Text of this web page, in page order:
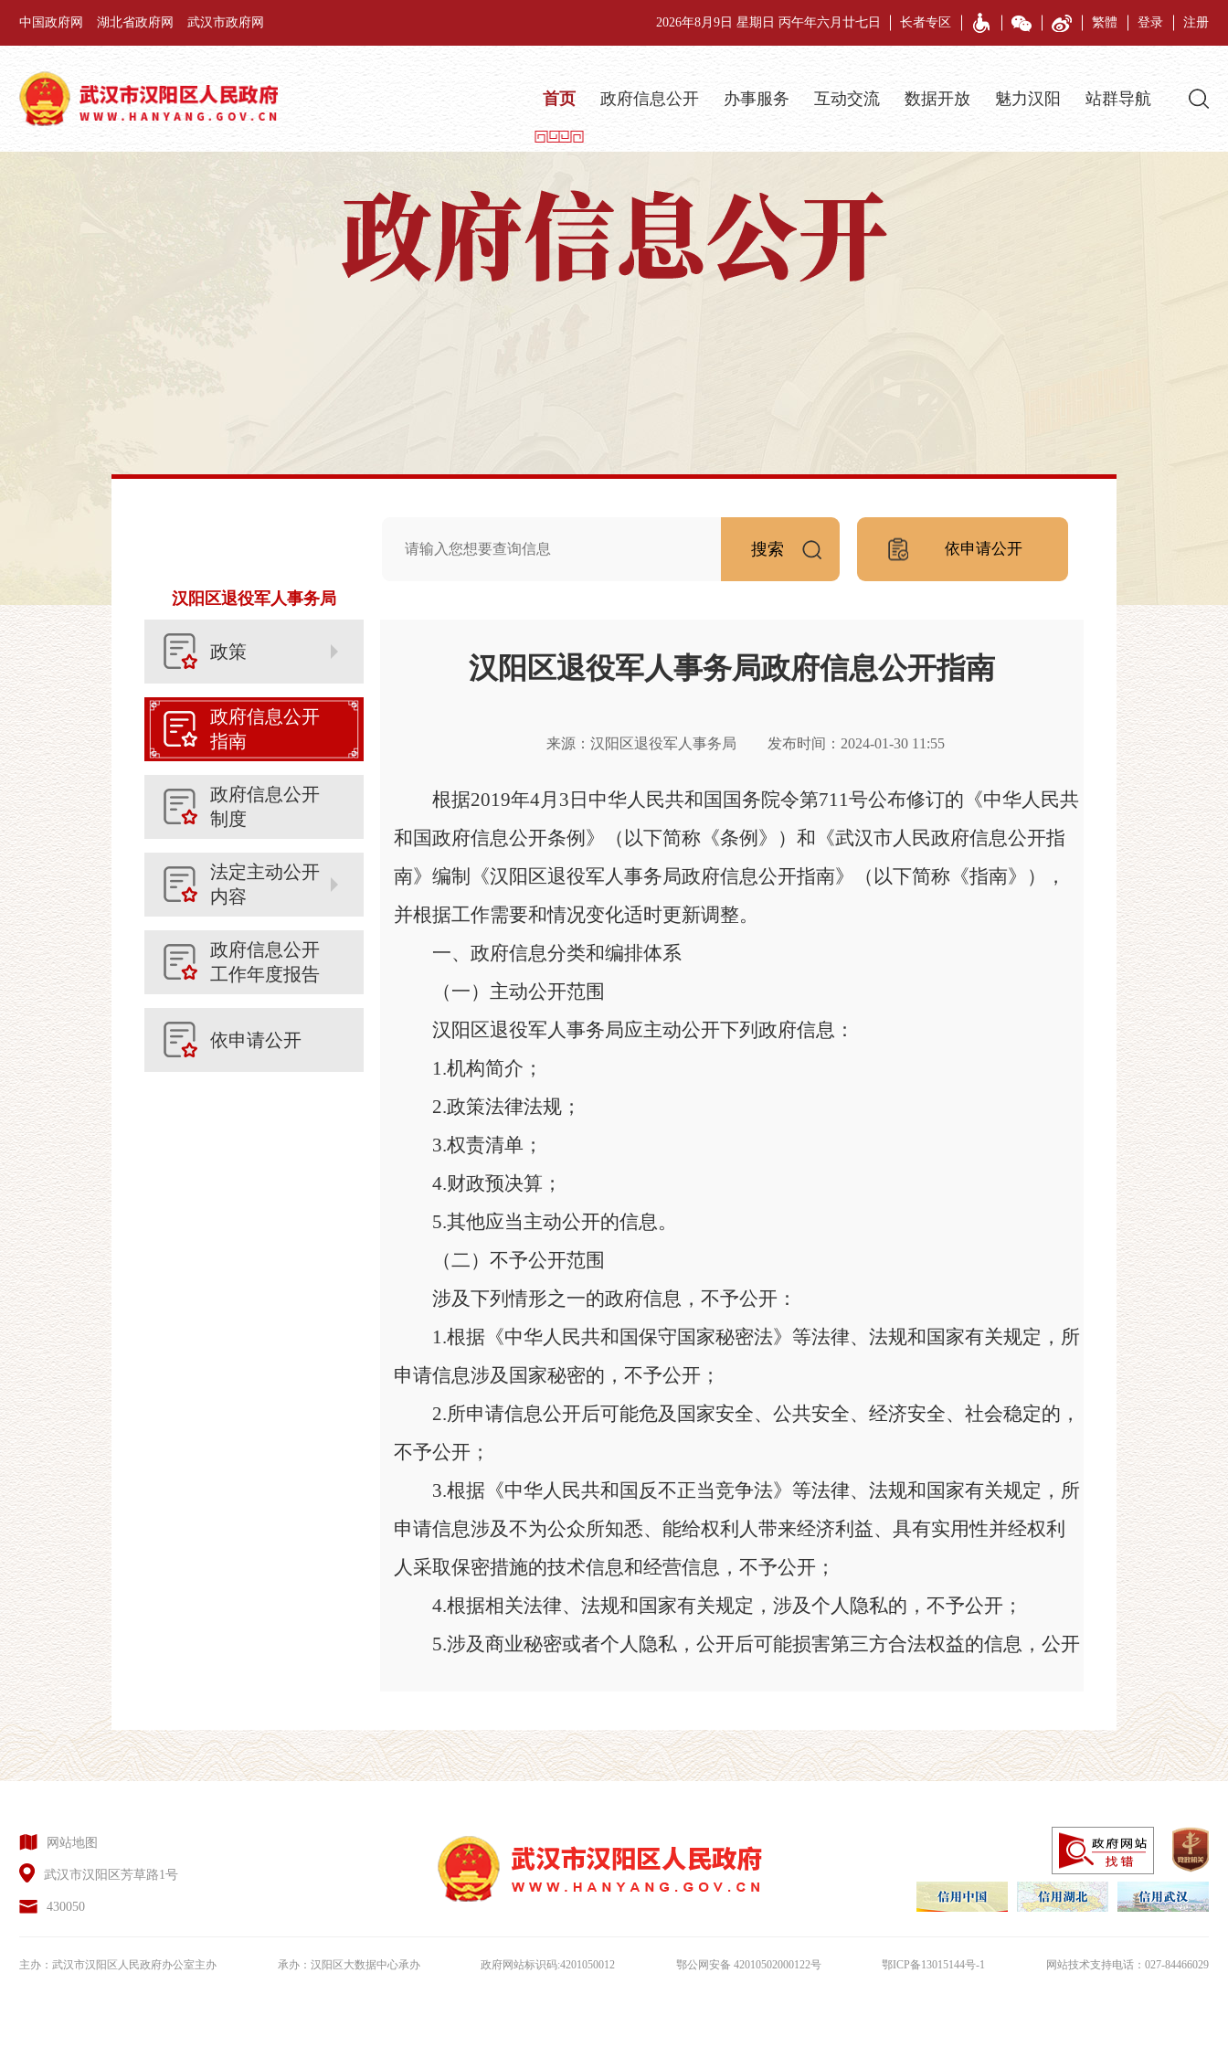
中国政府网 湖北省政府网 武汉市政府网 2026年8月9日 星期日 丙午年六月廿七日 长者专区 繁體 登录 注册
首页 政府信息公开 办事服务 互动交流 数据开放 魅力汉阳 站群导航
搜索 依申请公开
汉阳区退役军人事务局
政策
政府信息公开
指南
政府信息公开
制度
法定主动公开
内容
政府信息公开
工作年度报告
依申请公开
汉阳区退役军人事务局政府信息公开指南
来源：汉阳区退役军人事务局 发布时间：2024-01-30 11:55
根据2019年4月3日中华人民共和国国务院令第711号公布修订的《中华人民共
和国政府信息公开条例》（以下简称《条例》）和《武汉市人民政府信息公开指
南》编制《汉阳区退役军人事务局政府信息公开指南》（以下简称《指南》），
并根据工作需要和情况变化适时更新调整。
一、政府信息分类和编排体系
（一）主动公开范围
汉阳区退役军人事务局应主动公开下列政府信息：
1.机构简介；
2.政策法律法规；
3.权责清单；
4.财政预决算；
5.其他应当主动公开的信息。
（二）不予公开范围
涉及下列情形之一的政府信息，不予公开：
1.根据《中华人民共和国保守国家秘密法》等法律、法规和国家有关规定，所
申请信息涉及国家秘密的，不予公开；
2.所申请信息公开后可能危及国家安全、公共安全、经济安全、社会稳定的，
不予公开；
3.根据《中华人民共和国反不正当竞争法》等法律、法规和国家有关规定，所
申请信息涉及不为公众所知悉、能给权利人带来经济利益、具有实用性并经权利
人采取保密措施的技术信息和经营信息，不予公开；
4.根据相关法律、法规和国家有关规定，涉及个人隐私的，不予公开；
5.涉及商业秘密或者个人隐私，公开后可能损害第三方合法权益的信息，公开
6.申请公开的政府信息由两个以上级行政机关共同制作的，本机关不属于牵头
求意见机关不同意公开的，不予公开。
（三）不属于政府信息公开范围
网站地图
武汉市汉阳区芳草路1号
430050
主办：武汉市汉阳区人民政府办公室主办 承办：汉阳区大数据中心承办 政府网站标识码:4201050012 鄂公网安备 42010502000122号 鄂ICP备13015144号-1 网站技术支持电话：027-84466029